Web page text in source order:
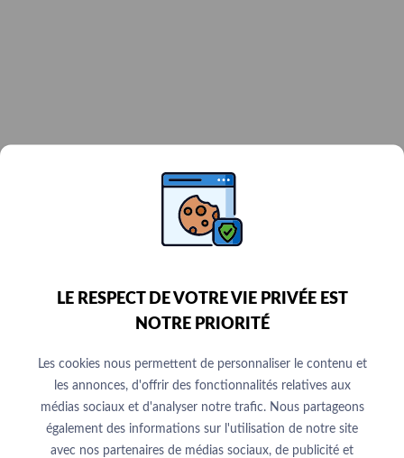
LE RESPECT DE VOTRE VIE PRIVÉE EST
NOTRE PRIORITÉ
Les cookies nous permettent de personnaliser le contenu et
les annonces, d'offrir des fonctionnalités relatives aux
médias sociaux et d'analyser notre trafic. Nous partageons
également des informations sur l'utilisation de notre site
avec nos partenaires de médias sociaux, de publicité et